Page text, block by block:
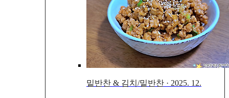
밑반찬 & 김치/밑반찬 · 2025. 12.